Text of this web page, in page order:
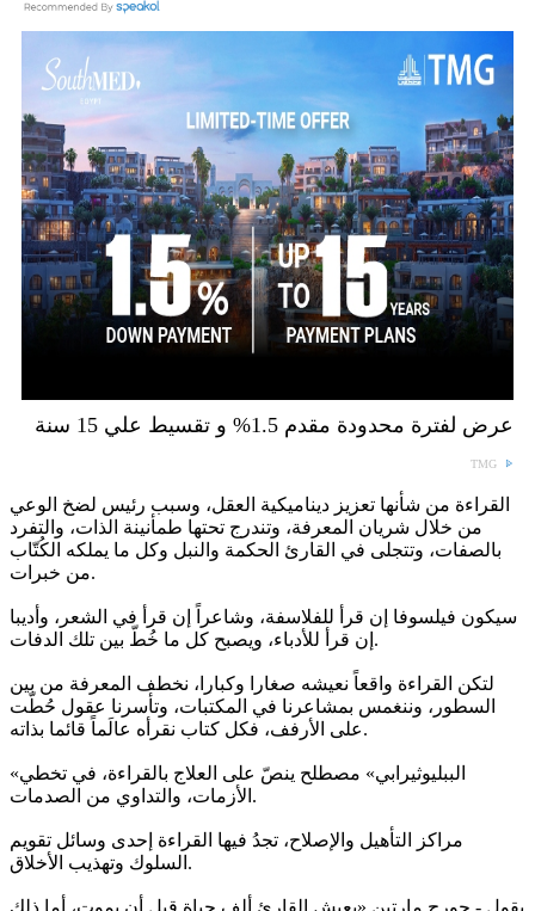
عرض لفترة محدودة مقدم 1.5% و تقسيط علي 15 سنة
TMG
القراءة من شأنها تعزيز ديناميكية العقل، وسبب رئيس لضخ الوعي
من خلال شريان المعرفة، وتندرج تحتها طمأنينة الذات، والتفرد
بالصفات، وتتجلى في القارئ الحكمة والنبل وكل ما يملكه الكُتّاب
من خبرات.
سيكون فيلسوفا إن قرأ للفلاسفة، وشاعراً إن قرأ في الشعر، وأديبا
إن قرأ للأدباء، ويصبح كل ما خُطّ بين تلك الدفات.
لتكن القراءة واقعاً نعيشه صغارا وكبارا، نخطف المعرفة من بين
السطور، وننغمس بمشاعرنا في المكتبات، وتأسرنا عقول حُطّت
على الأرفف، فكل كتاب نقرأه عالَماً قائما بذاته.
«الببليوثيرابي» مصطلح ينصّ على العلاج بالقراءة، في تخطي
الأزمات، والتداوي من الصدمات.
مراكز التأهيل والإصلاح، تجدُ فيها القراءة إحدى وسائل تقويم
السلوك وتهذيب الأخلاق.
يقول - جورج مارتين «يعيش القارئ ألف حياة قبل أن يموت، أما ذلك